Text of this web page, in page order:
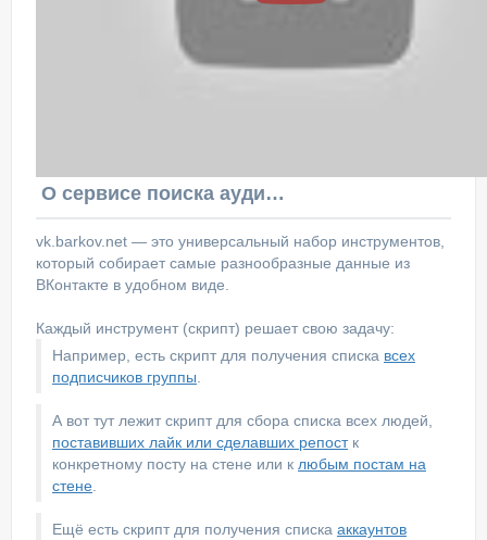
О сервисе поиска аудитории ВКонтакте
vk.barkov.net — это универсальный набор инструментов,
который собирает самые разнообразные данные из
ВКонтакте в удобном виде.
Каждый инструмент (скрипт) решает свою задачу:
Например, есть скрипт для получения списка всех
подписчиков группы
А вот тут лежит скрипт для сбора списка всех людей,
поставивших лайк или сделавших репостк
конкретному посту на стене или к любым постам на
стене
Ещё есть скрипт для получения списка аккаунтов